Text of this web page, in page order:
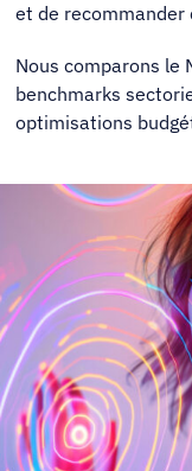
et de
Nous comparons le
benchmarks
optimisations